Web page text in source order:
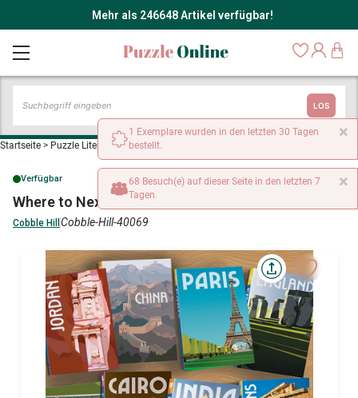
Mehr als 246648 Artikel verfügbar!
LOS
Startseite > Puzzle Literatur, Zeitungen, Zeitschriften
Verfügbar
Where to Next?
Cobble Hill Cobble-Hill-40069
×
1 Exemplare wurden in den letzten 30 Tagen
bestellt.
×
68 Besuch(e) auf dieser Seite in den letzten 7
Tagen.